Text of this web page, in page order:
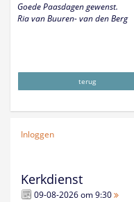
Goede Paasdagen gewenst.
Ria van Buuren- van den Berg
terug
Inloggen
Kerkdienst
09-08-2026 om 9:30